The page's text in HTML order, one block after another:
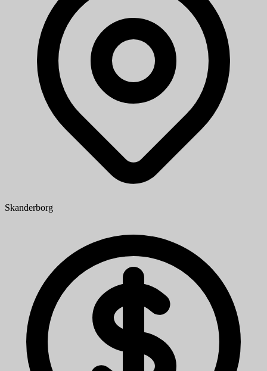
Skanderborg